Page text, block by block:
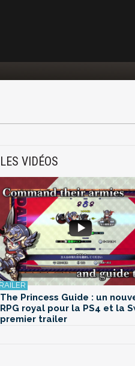
LES VIDÉOS
The Princess Guide : un
RPG royal pour la PS4 et la
premier trailer